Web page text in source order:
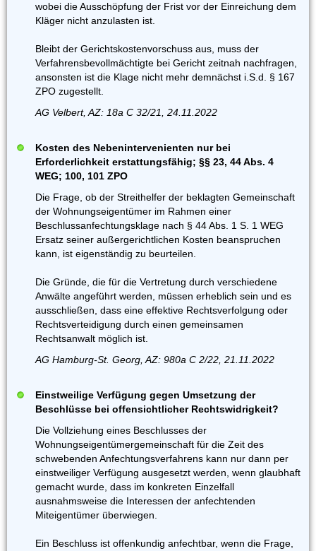
wobei die Ausschöpfung der Frist vor der Einreichung dem
Kläger nicht anzulasten ist.
Bleibt der Gerichtskostenvorschuss aus, muss der
Verfahrensbevollmächtigte bei Gericht zeitnah nachfragen,
ansonsten ist die Klage nicht mehr demnächst i.S.d. § 167
ZPO zugestellt.
AG Velbert, AZ: 18a C 32/21, 24.11.2022
Kosten des Nebenintervenienten nur bei
Erforderlichkeit erstattungsfähig; §§ 23, 44 Abs. 4
WEG; 100, 101 ZPO
Die Frage, ob der Streithelfer der beklagten Gemeinschaft
der Wohnungseigentümer im Rahmen einer
Beschlussanfechtungsklage nach § 44 Abs. 1 S. 1 WEG
Ersatz seiner außergerichtlichen Kosten beanspruchen
kann, ist eigenständig zu beurteilen.
Die Gründe, die für die Vertretung durch verschiedene
Anwälte angeführt werden, müssen erheblich sein und es
ausschließen, dass eine effektive Rechtsverfolgung oder
Rechtsverteidigung durch einen gemeinsamen
Rechtsanwalt möglich ist.
AG Hamburg-St. Georg, AZ: 980a C 2/22, 21.11.2022
Einstweilige Verfügung gegen Umsetzung der
Beschlüsse bei offensichtlicher Rechtswidrigkeit?
Die Vollziehung eines Beschlusses der
Wohnungseigentümergemeinschaft für die Zeit des
schwebenden Anfechtungsverfahrens kann nur dann per
einstweiliger Verfügung ausgesetzt werden, wenn glaubhaft
gemacht wurde, dass im konkreten Einzelfall
ausnahmsweise die Interessen der anfechtenden
Miteigentümer überwiegen.
Ein Beschluss ist offenkundig anfechtbar, wenn die Frage,